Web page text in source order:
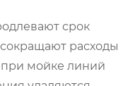
срок
расходы
мойке линий